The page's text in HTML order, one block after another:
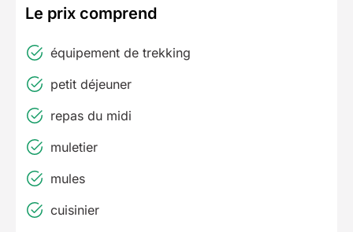
Le prix comprend
équipement de trekking
petit déjeuner
repas du midi
muletier
mules
cuisinier